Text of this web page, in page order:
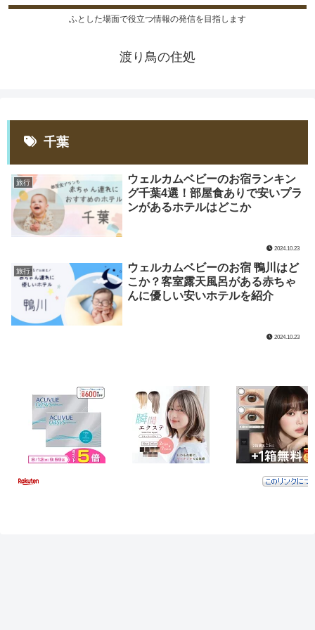
ふとした場面で役立つ情報の発信を目指します
渡り鳥の住処
千葉
旅行
ウェルカムベビーのお宿ランキン
グ千葉4選！部屋食ありで安いプラ
ンがあるホテルはどこか
2024.10.23
旅行
ウェルカムベビーのお宿 鴨川はど
こか？客室露天風呂がある赤ちゃ
んに優しい安いホテルを紹介
2024.10.23